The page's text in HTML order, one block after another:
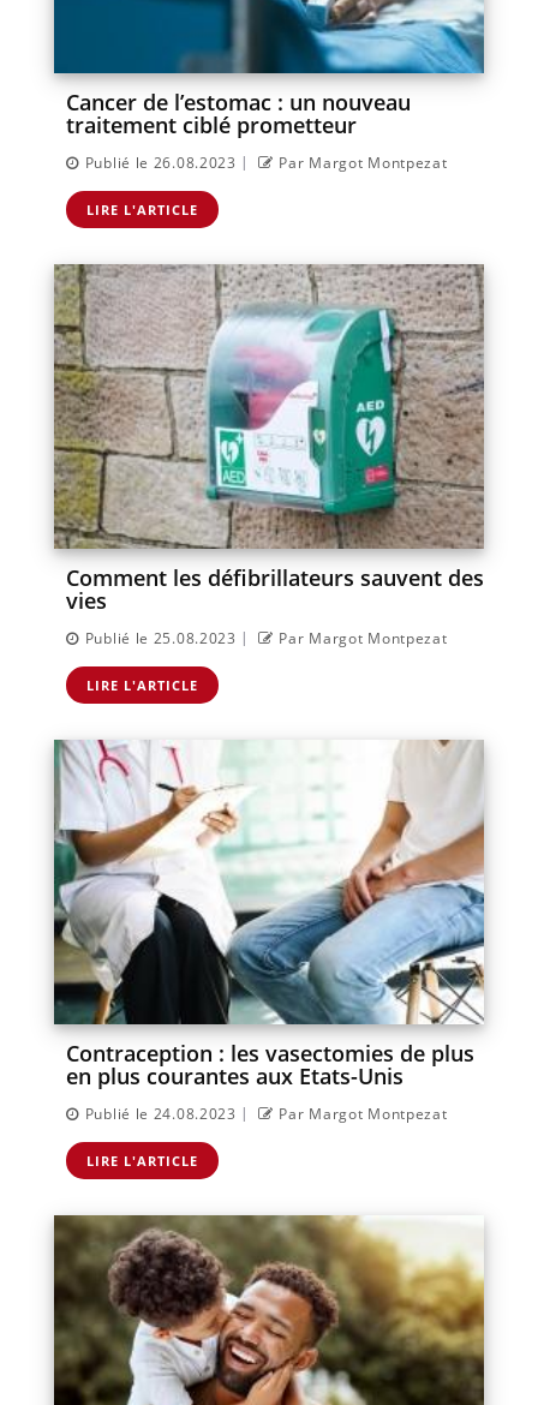
Cancer de l’estomac : un nouveau
traitement ciblé prometteur
Publié le 26.08.2023 | Par Margot Montpezat
LIRE L'ARTICLE
Comment les défibrillateurs sauvent des
vies
Publié le 25.08.2023 | Par Margot Montpezat
LIRE L'ARTICLE
Contraception : les vasectomies de plus
en plus courantes aux Etats-Unis
Publié le 24.08.2023 | Par Margot Montpezat
LIRE L'ARTICLE